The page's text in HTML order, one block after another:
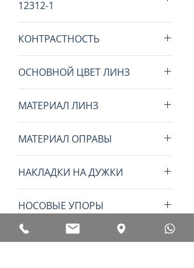
12312-1
КОНТРАСТНОСТЬ
ОСНОВНОЙ ЦВЕТ ЛИНЗ
МАТЕРИАЛ ЛИНЗ
МАТЕРИАЛ ОПРАВЫ
НАКЛАДКИ НА ДУЖКИ
резина
НОСОВЫЕ УПОРЫ
специальная нескользящая
резина
ПОЛЯРИЗОВАННЫЕ ЛИНЗЫ